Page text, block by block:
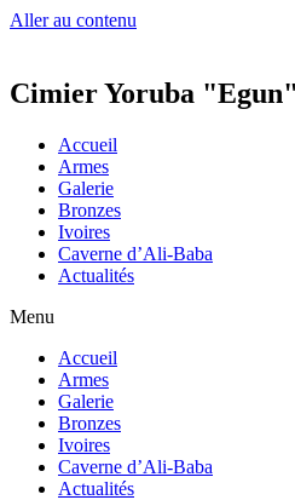
Aller au contenu
Cimier Yoruba
Accueil
Armes
Galerie
Bronzes
Ivoires
Caverne d’Ali-Baba
Actualités
Menu
Accueil
Armes
Galerie
Bronzes
Ivoires
Caverne d’Ali-Baba
Actualités